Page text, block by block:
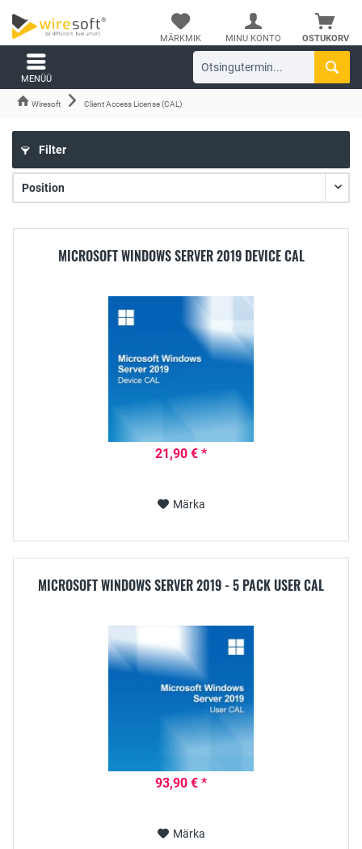
OSTUKORV
MÄRKMIK MINU KONTO
MENÜÜ
Wiresoft Client Access License (CAL)
Filter
MICROSOFT WINDOWS SERVER 2019 DEVICE CAL
21,90 € *
Märka
MICROSOFT WINDOWS SERVER 2019 - 5 PACK USER CAL
93,90 € *
Märka